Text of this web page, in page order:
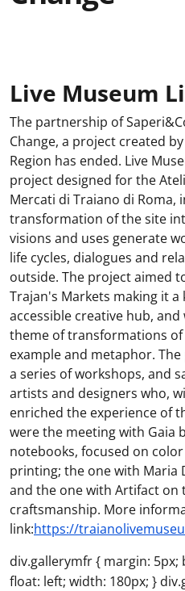
Live Museum
The partnership of
Change, a project created
Region has ended. Live
project designed for the
Mercati di Traiano di
transformation of the site
visions and uses generate
life cycles, dialogues and
outside. The project aimed
Trajan's Markets making it a
accessible creative hub,
theme of transformations
example and metaphor.
a series of workshops, and
artists and designers who,
enriched the experience of
were the meeting with Gaia
notebooks, focused on
printing; the one with Maria
and the one with Artifact on
craftsmanship. More
link:https://
div.gallerymfr { margin: 5px;
float: left; width: 180px; }